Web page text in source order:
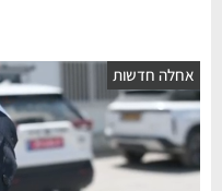
חדשות